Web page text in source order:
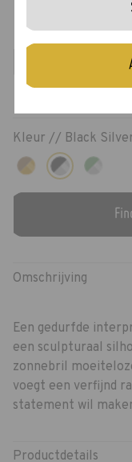
Kleur // Black
Omschrijving
Een gedurfde
een sculpturaal
zonnebril
voegt een verfijnd
statement wil
Productdetails